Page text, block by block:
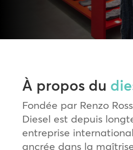
À propos du
Fondée par Renzo
Diesel est depuis
entreprise
ancrée dans la